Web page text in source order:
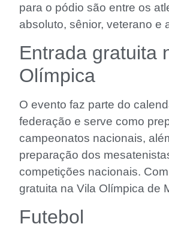
para o pódio são entre os
absoluto, sênior, veterano e
Entrada gratuita
Olímpica
O evento faz parte do
federação e serve como
campeonatos nacionais,
preparação dos
competições nacionais.
gratuita na Vila Olímpica de
Futebol